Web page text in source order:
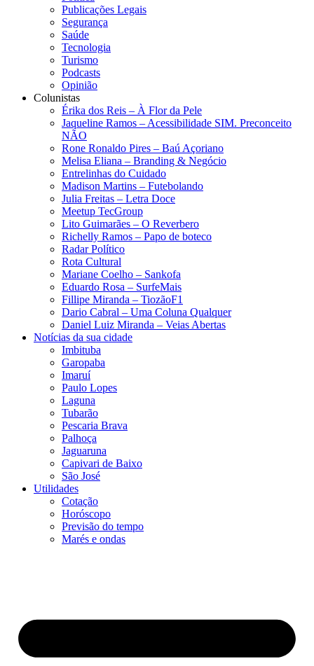
Publicações Legais
Segurança
Saúde
Tecnologia
Turismo
Podcasts
Opinião
Colunistas
Érika dos Reis​ – À Flor da Pele
Jaqueline Ramos – Acessibilidade SIM. Preconceito
NÃO
Rone Ronaldo Pires – Baú Açoriano
Melisa Eliana – Branding & Negócio
Entrelinhas do Cuidado
Madison Martins – Futebolando
Julia Freitas​ – Letra Doce
Meetup TecGroup
Lito Guimarães – O Reverbero
Richelly Ramos​ – Papo de boteco
Radar Político
Rota Cultural
Mariane Coelho – Sankofa
Eduardo Rosa​ – SurfeMais
Fillipe Miranda – TiozãoF1
Dario Cabral – Uma Coluna Qualquer
Daniel Luiz Miranda – Veias Abertas
Notícias da sua cidade
Imbituba
Garopaba
Imaruí
Paulo Lopes
Laguna
Tubarão
Pescaria Brava
Palhoça
Jaguaruna
Capivari de Baixo
São José
Utilidades
Cotação
Horóscopo
Previsão do tempo
Marés e ondas